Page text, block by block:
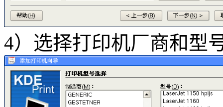
4）选择打印机厂商和型